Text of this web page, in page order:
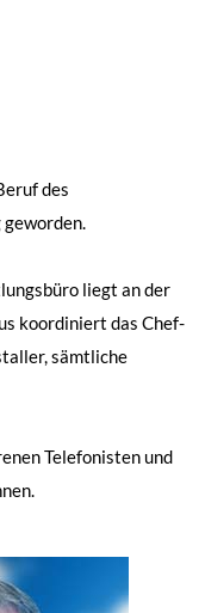
des
liegt an der
koordiniert das Chef-
sämtliche
Telefonisten und